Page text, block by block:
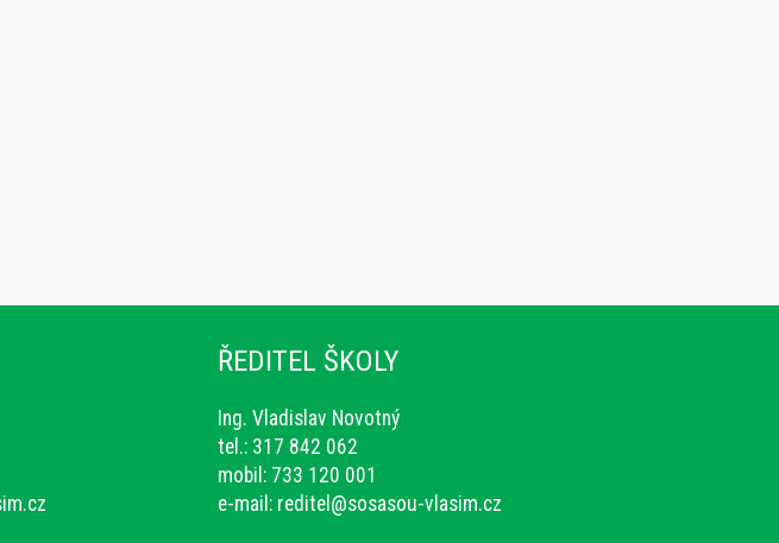
ŘEDITEL ŠKOLY
Ing. Vladislav Novotný
tel.: 317 842 062
mobil: 733 120 001
e-mail: reditel@sosasou-vlasim.cz